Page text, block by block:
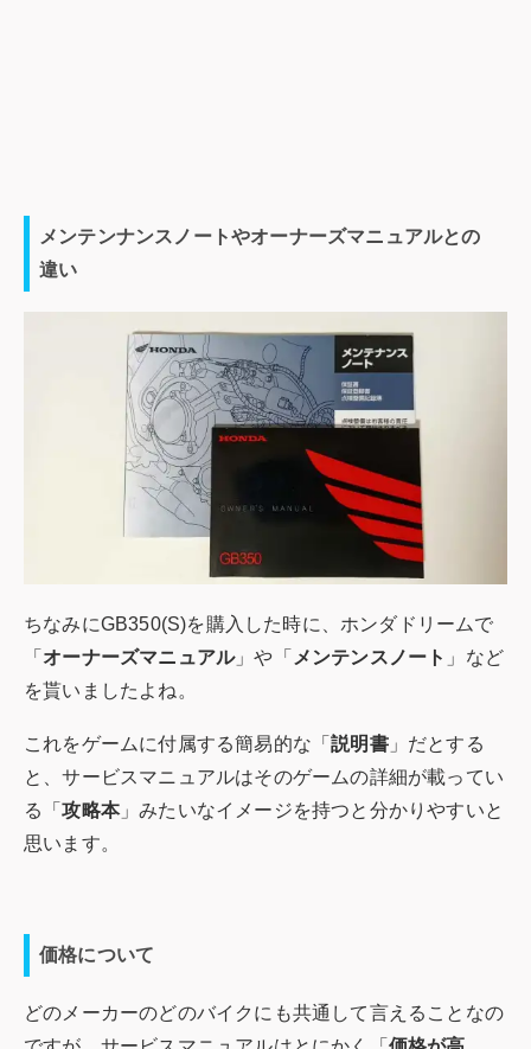
メンテンナンスノートやオーナーズマニュアルとの
違い
ちなみにGB350(S)を購入した時に、ホンダドリームで
「 オーナーズマニュアル」や「 メンテンスノート 」など
を貰いましたよね。
これをゲームに付属する簡易的な「説明書」だとする
と、サービスマニュアルはそのゲームの詳細が載ってい
る「攻略本」みたいなイメージを持つと分かりやすいと
思います。
価格について
どのメーカーのどのバイクにも共通して言えることなの